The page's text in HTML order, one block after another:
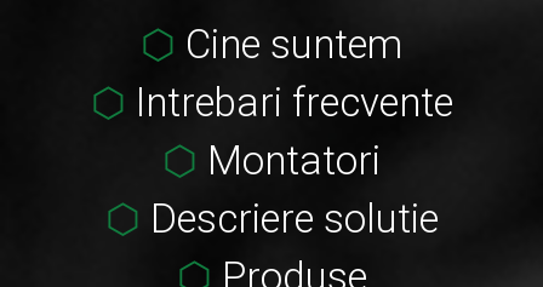
Cine suntem
Intrebari frecvente
Montatori
Descriere solutie
Produse